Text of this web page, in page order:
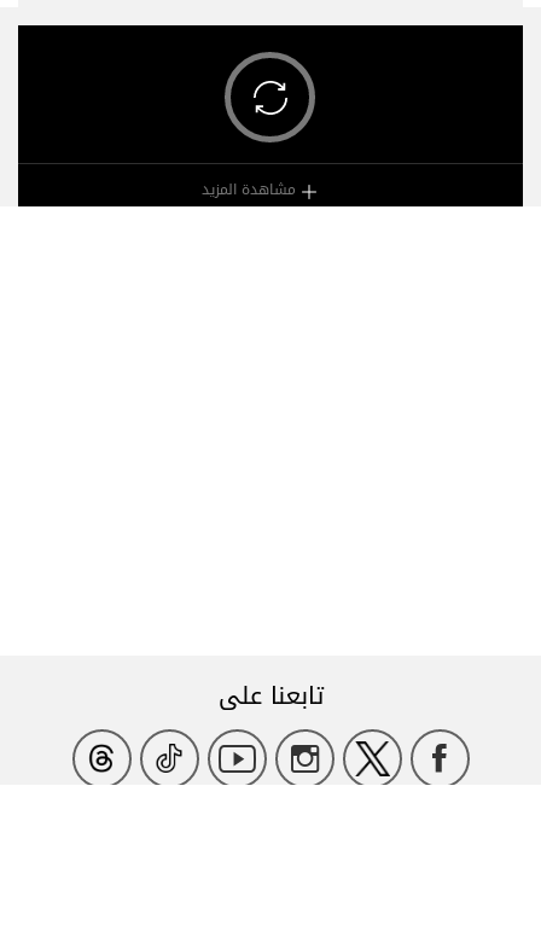
— ونتطلع لخدمتكم
مشاهدة المزيد
تابعنا على